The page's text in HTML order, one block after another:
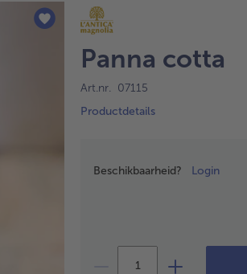
Panna cotta
Art.nr. 07115
Productdetails
Beschikbaarheid? Login